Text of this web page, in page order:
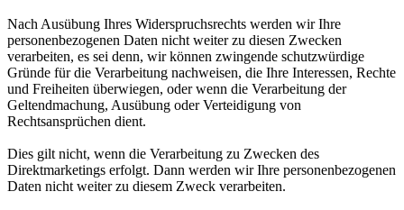
Nach Ausübung Ihres Widerspruchsrechts werden wir Ihre
personenbezogenen Daten nicht weiter zu diesen Zwecken
verarbeiten, es sei denn, wir können zwingende schutzwürdige
Gründe für die Verarbeitung nachweisen, die Ihre Interessen, Rechte
und Freiheiten überwiegen, oder wenn die Verarbeitung der
Geltendmachung, Ausübung oder Verteidigung von
Rechtsansprüchen dient.
Dies gilt nicht, wenn die Verarbeitung zu Zwecken des
Direktmarketings erfolgt. Dann werden wir Ihre personenbezogenen
Daten nicht weiter zu diesem Zweck verarbeiten.